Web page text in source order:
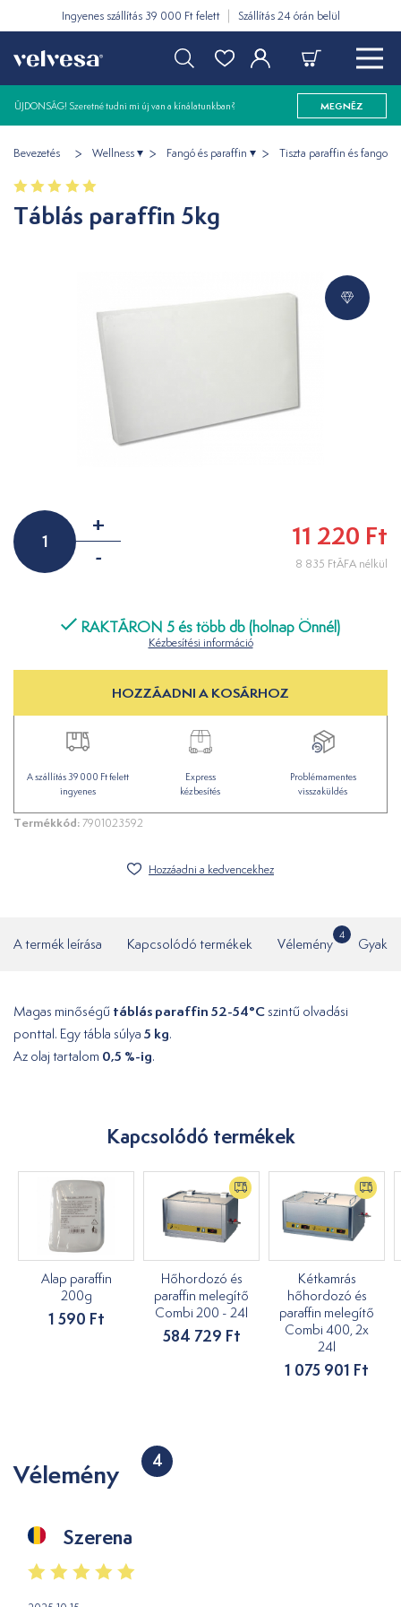
Ingyenes szállítás 39 000 Ft felett Szállítás 24 órán belül
ÚJDONSÁG! Szeretné tudni mi új van a kínálatunkban? MEGNÉZ
Bevezetés Wellness Fangó és paraffin Tiszta paraffin és fango
Táblás paraffin 5kg
+
-
11 220 Ft
8 835 FtÁFA nélkül
RAKTÁRON 5 és több db (holnap Önnél)
Kézbesítési információ
HOZZÁADNI A KOSÁRHOZ
A szállítás 39 000 Ft felett
ingyenes
Express
kézbesítés
Problémamentes
visszaküldés
Termékkód:7901023592
Hozzáadni a kedvencekhez
A termék leírása Kapcsolódó termékek Vélemény
4
Magas minőségű táblás paraffin 52-54°Cszintű olvadási
ponttal. Egy tábla súlya 5 kg.
Az olaj tartalom 0,5 %-ig.
Kapcsolódó termékek
Alap paraffin
200g
1 590 Ft
Hőhordozó és
paraffin melegítő
Combi 200 - 24l
584 729 Ft
Kétkamrás
hőhordozó és
paraffin melegítő
Combi 400, 2x
24l
1 075 901 Ft
Vélemény 4
Szerena